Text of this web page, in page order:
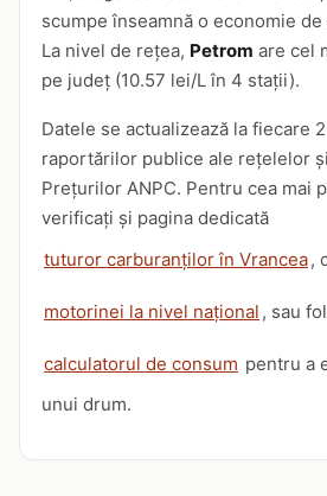
scumpe înseamnă o economie
La nivel de rețea, Petrom are cel
pe județ (10.57 lei/L în 4 stații).
Datele se actualizează la fiecare
raportărilor publice ale rețelelor
Prețurilor ANPC. Pentru cea mai
verificați și pagina dedicată
tuturor carburanților în Vrancea,
motorinei la nivel național , sau
calculatorul de consum pentru a
unui drum.